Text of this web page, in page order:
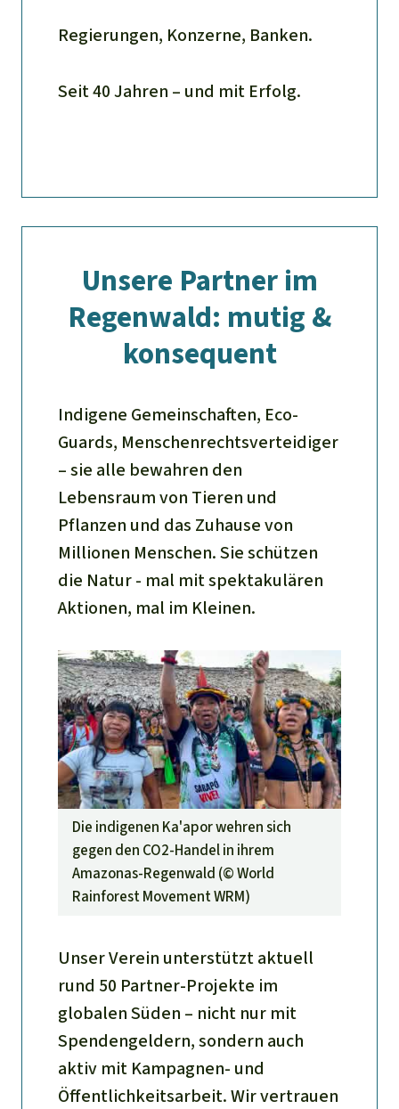
Regierungen, Konzerne, Banken.
Seit 40 Jahren – und mit Erfolg.
Unsere Partner im
Regenwald: mutig &
konsequent
Indigene Gemeinschaften, Eco-
Guards, Menschenrechtsverteidiger
– sie alle bewahren den
Lebensraum von Tieren und
Pflanzen und das Zuhause von
Millionen Menschen. Sie schützen
die Natur - mal mit spektakulären
Aktionen, mal im Kleinen.
Die indigenen Ka'apor wehren sich
gegen den CO2-Handel in ihrem
Amazonas-Regenwald (©World
Rainforest Movement WRM)
Unser Verein unterstützt aktuell
rund 50 Partner-Projekte im
globalen Süden – nicht nur mit
Spendengeldern, sondern auch
aktiv mit Kampagnen- und
Öffentlichkeitsarbeit. Wir vertrauen